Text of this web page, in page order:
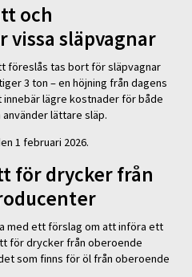
och
vissa släpvagnar
föreslås tas bort för släpvagnar
3 ton – en höjning från dagens
innebär lägre kostnader för både
lättare släp.
1 februari 2026.
för drycker från
med ett förslag om att införa ett
för drycker från oberoende
som finns för öl från oberoende